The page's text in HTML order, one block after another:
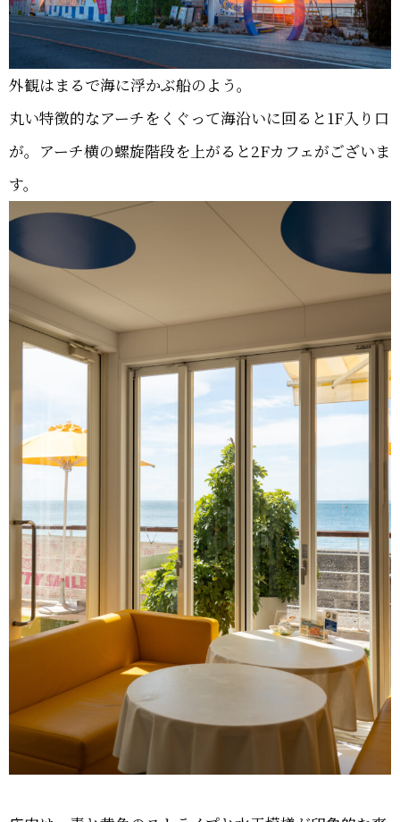
外観はまるで海に浮かぶ船のよう。
丸い特徴的なアーチをくぐって海沿いに回ると1F入り口
が。アーチ横の螺旋階段を上がると2Fカフェがございま
す。